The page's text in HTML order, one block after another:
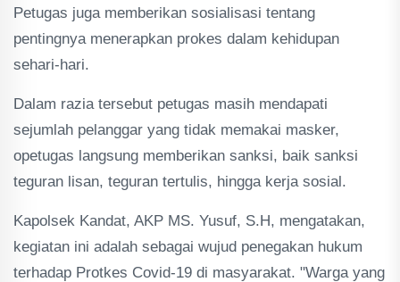
Petugas juga memberikan sosialisasi tentang
pentingnya menerapkan prokes dalam kehidupan
sehari-hari.
Dalam razia tersebut petugas masih mendapati
sejumlah pelanggar yang tidak memakai masker,
opetugas langsung memberikan sanksi, baik sanksi
teguran lisan, teguran tertulis, hingga kerja sosial.
Kapolsek Kandat, AKP MS. Yusuf, S.H, mengatakan,
kegiatan ini adalah sebagai wujud penegakan hukum
terhadap Protkes Covid-19 di masyarakat. "Warga yang